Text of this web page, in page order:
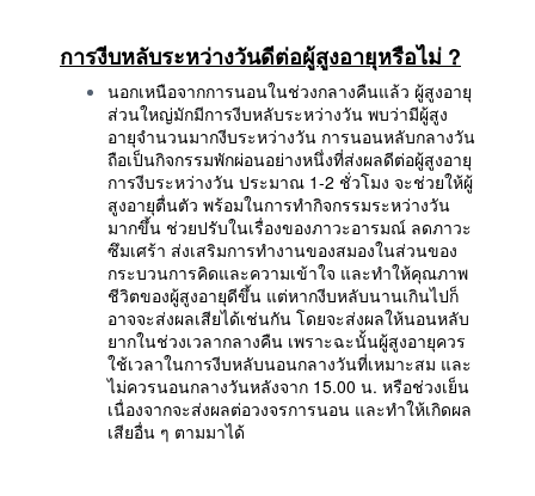
การงีบหลับระหว่างวันดีต่อผู้สูงอายุหรือไม่ ?
นอกเหนือจากการนอนในช่วงกลางคืนแล้ว ผู้สูงอายุ
ส่วนใหญ่มักมีการงีบหลับระหว่างวัน พบว่ามีผู้สูง
อายุจำนวนมากงีบระหว่างวัน การนอนหลับกลางวัน
ถือเป็นกิจกรรมพักผ่อนอย่างหนึ่งที่ส่งผลดีต่อผู้สูงอายุ
การงีบระหว่างวัน ประมาณ 1-2 ชั่วโมง จะช่วยให้ผู้
สูงอายุตื่นตัว พร้อมในการทำกิจกรรมระหว่างวัน
มากขึ้น ช่วยปรับในเรื่องของภาวะอารมณ์ ลดภาวะ
ซึมเศร้า ส่งเสริมการทำงานของสมองในส่วนของ
กระบวนการคิดและความเข้าใจ และทำให้คุณภาพ
ชีวิตของผู้สูงอายุดีขึ้น แต่หากงีบหลับนานเกินไปก็
อาจจะส่งผลเสียได้เช่นกัน โดยจะส่งผลให้นอนหลับ
ยากในช่วงเวลากลางคืน เพราะฉะนั้นผู้สูงอายุควร
ใช้เวลาในการงีบหลับนอนกลางวันที่เหมาะสม และ
ไม่ควรนอนกลางวันหลังจาก 15.00 น. หรือช่วงเย็น
เนื่องจากจะส่งผลต่อวงจรการนอน และทำให้เกิดผล
เสียอื่น ๆ ตามมาได้